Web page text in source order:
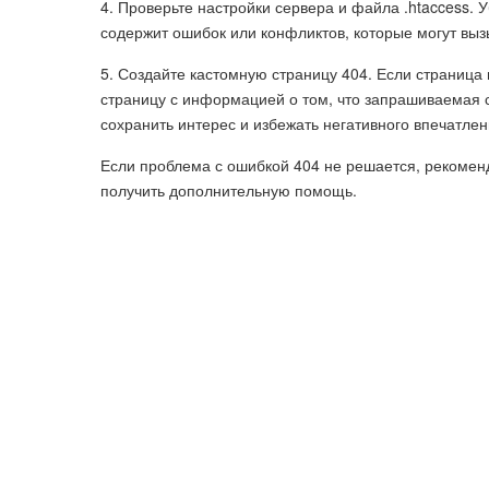
4. Проверьте настройки сервера и файла .htaccess.
содержит ошибок или конфликтов, которые могут
5. Создайте кастомную страницу 404. Если
страницу с информацией о том, что запрашиваемая
сохранить интерес и избежать негативного
Если проблема с ошибкой 404 не решается,
получить дополнительную помощь.